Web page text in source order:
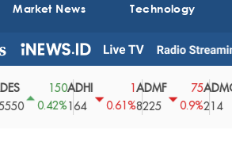
Market News Technology
0.42%
ADHI
164
0.61%
ADMF
8225
75
0.9%
ADMG
214